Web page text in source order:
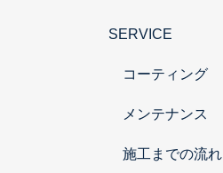
SERVICE
コーティング
メンテナンス
施工までの流れ